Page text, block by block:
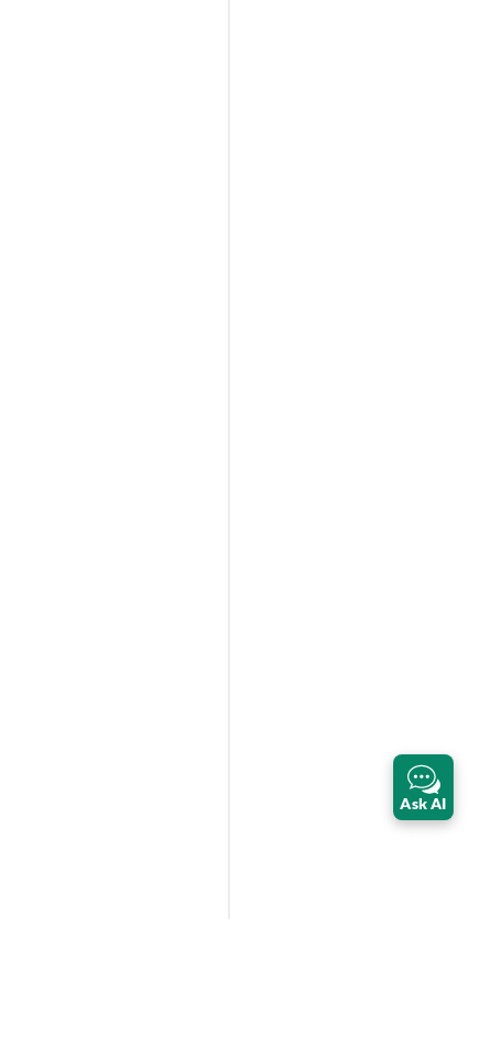
Ask AI